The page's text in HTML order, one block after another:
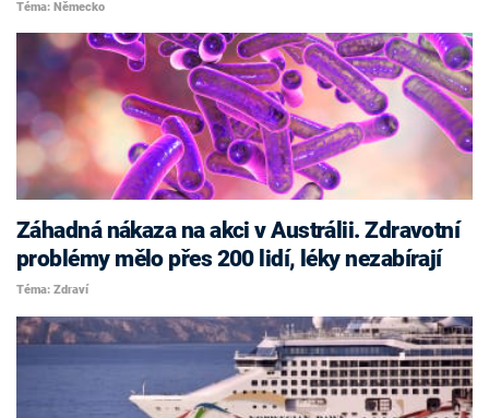
Téma: Německo
Záhadná nákaza na akci v Austrálii. Zdravotní
problémy mělo přes 200 lidí, léky nezabírají
Téma: Zdraví